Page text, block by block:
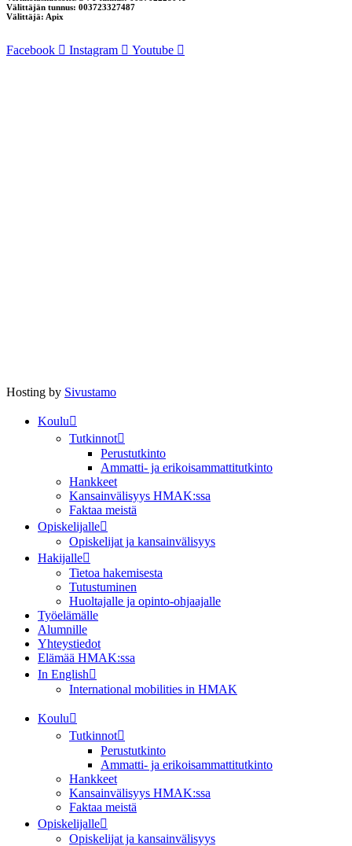
Välittäjän tunnus: 003723327487
Välittäjä: Apix
Facebook Instagram Youtube
Hosting by Sivustamo
Koulu
Tutkinnot
Perustutkinto
Ammatti- ja erikoisammattitutkinto
Hankkeet
Kansainvälisyys HMAK:ssa
Faktaa meistä
Opiskelijalle
Opiskelijat ja kansainvälisyys
Hakijalle
Tietoa hakemisesta
Tutustuminen
Huoltajalle ja opinto-ohjaajalle
Työelämälle
Alumnille
Yhteystiedot
Elämää HMAK:ssa
In English
International mobilities in HMAK
Koulu
Tutkinnot
Perustutkinto
Ammatti- ja erikoisammattitutkinto
Hankkeet
Kansainvälisyys HMAK:ssa
Faktaa meistä
Opiskelijalle
Opiskelijat ja kansainvälisyys